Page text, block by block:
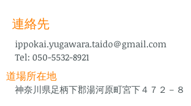
連絡先
ippokai.yugawara.taido＠gmail.com
Tel: 050-5532-8921
道場所在地
​ 神奈川県足柄下郡湯河原町宮下４７２－８